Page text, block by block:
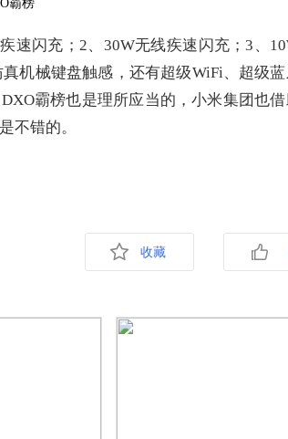
速闪充；2、30W无线疾速闪充；3、
机械键盘触感，还有超级WiFi、超级蓝
霸榜也是理所应当的，小米集团也
不错的。
收藏